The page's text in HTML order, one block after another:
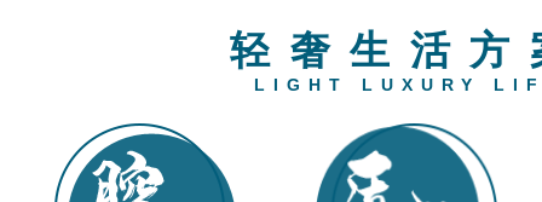
轻奢生活方
LIGHT LUXURY